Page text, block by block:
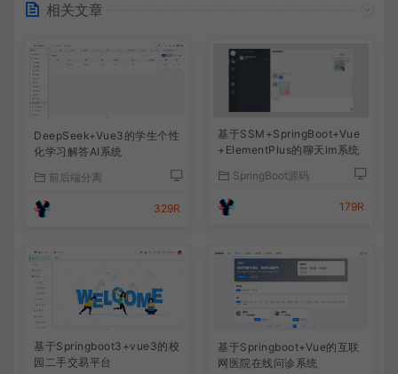
相关文章
DeepSeek+Vue3的学生个性
化学习解答AI系统
前后端分离
329R
基于SSM+SpringBoot+Vue
+ElementPlus的聊天im系统
SpringBoot源码
179R
基于Springboot3+vue3的校
园二手交易平台
基于Springboot+Vue的互联
网医院在线问诊系统